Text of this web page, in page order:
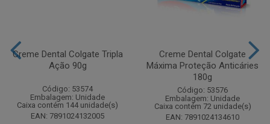
Creme Dental Colgate Tripla
Ação 90g
Código: 53574
Embalagem: Unidade
Caixa contém 144 unidade(s)
EAN: 7891024132005
Creme Dental Colgate
Máxima Proteção Anticáries
180g
Código: 53576
Embalagem: Unidade
Caixa contém 72 unidade(s)
EAN: 7891024134610